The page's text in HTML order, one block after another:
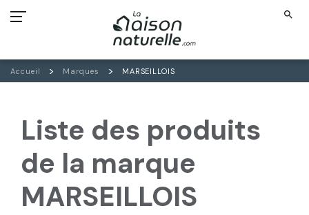
search
Accueil Marques MARSEILLOIS
Liste des produits
de la marque
MARSEILLOIS